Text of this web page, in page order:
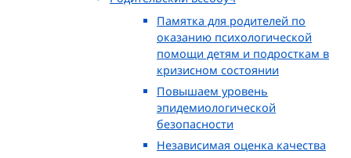
Памятка для родителей по
оказанию психологической
помощи детям и подросткам в
кризисном состоянии
Повышаем уровень
эпидемиологической
безопасности
Независимая оценка качества